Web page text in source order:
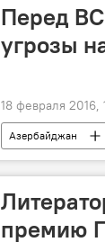
Перед ВС
угрозы
18 февраля 2016,
Азербайджан
премию